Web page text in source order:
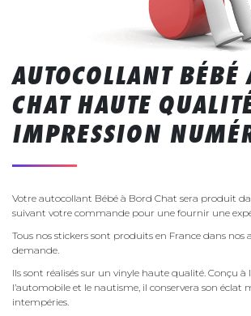
AUTOCOLLANT BÉBÉ
CHAT HAUTE
IMPRESSION
Votre autocollant Bébé à Bord Chat sera produit
suivant votre commande pour une fournir une
Tous nos stickers sont produits en France dans nos
demande.
Ils sont réalisés sur un vinyle haute qualité. Conçu à
l’automobile et le nautisme, il conservera son éclat
intempéries.